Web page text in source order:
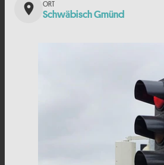
place Schwäbisch Gmünd